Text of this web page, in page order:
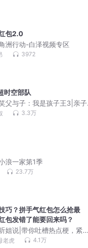
包2.0
洲行动-白泽视频专区
3972
时空部队
父与子：我是孩子王3|亲子
事
3.3万
浪一家第1季
23.7万
巧？拼手气红包怎么抢最
包发错了能要回来吗？
姐说|带你吐槽热点梗，紧跟
老虎 4.1万